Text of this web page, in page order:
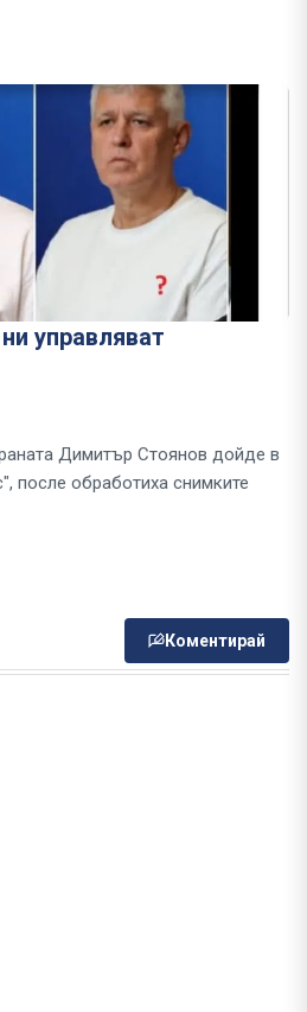
управляват
Димитър Стоянов дойде в
после обработиха снимките
Коментирай